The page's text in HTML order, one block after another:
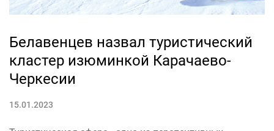
Белавенцев назвал туристический
кластер изюминкой Карачаево-
Черкесии
15.01.2023